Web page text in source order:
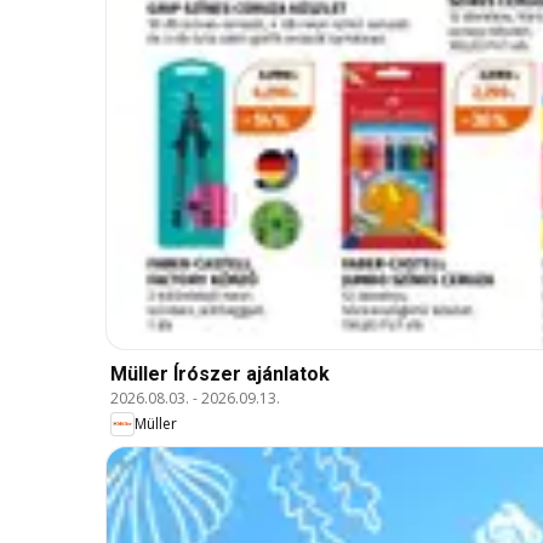
Müller Írószer ajánlatok
2026.08.03. -2026.09.13.
Müller